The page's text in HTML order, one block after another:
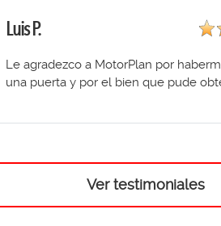
Luis P.
Le agradezco a MotorPlan por
una puerta y por el bien que pude
Ver testimoniales